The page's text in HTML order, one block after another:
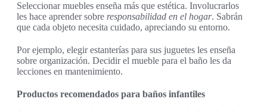
Seleccionar muebles enseña más que estética. Involucrarlos
les hace aprender sobre responsabilidad en el hogar. Sabrán
que cada objeto necesita cuidado, apreciando su entorno.
Por ejemplo, elegir estanterías para sus juguetes les enseña
sobre organización. Decidir el mueble para el baño les da
lecciones en mantenimiento.
Productos recomendados para baños infantiles